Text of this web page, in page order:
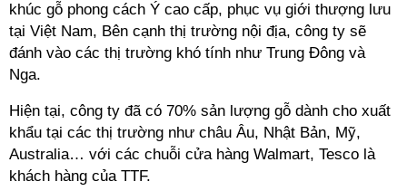
khúc gỗ phong cách Ý cao cấp, phục vụ giới thượng lưu
tại Việt Nam, Bên cạnh thị trường nội địa, công ty sẽ
đánh vào các thị trường khó tính như Trung Đông và
Nga.
Hiện tại, công ty đã có 70% sản lượng gỗ dành cho xuất
khẩu tại các thị trường như châu Âu, Nhật Bản, Mỹ,
Australia… với các chuỗi cửa hàng Walmart, Tesco là
khách hàng của TTF.